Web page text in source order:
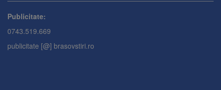
Publicitate:
0743.519.669
publicitate [@] brasovstiri.ro